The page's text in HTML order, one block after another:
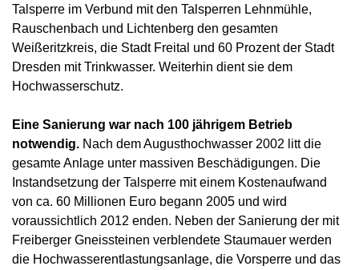
Talsperre im Verbund mit den Talsperren Lehnmühle,
Rauschenbach und Lichtenberg den gesamten
Weißeritzkreis, die Stadt Freital und 60 Prozent der Stadt
Dresden mit Trinkwasser. Weiterhin dient sie dem
Hochwasserschutz.
Eine Sanierung war nach 100 jährigem Betrieb
notwendig. Nach dem Augusthochwasser 2002 litt die
gesamte Anlage unter massiven Beschädigungen. Die
Instandsetzung der Talsperre mit einem Kostenaufwand
von ca. 60 Millionen Euro begann 2005 und wird
voraussichtlich 2012 enden. Neben der Sanierung der mit
Freiberger Gneissteinen verblendete Staumauer werden
die Hochwasserentlastungsanlage, die Vorsperre und das